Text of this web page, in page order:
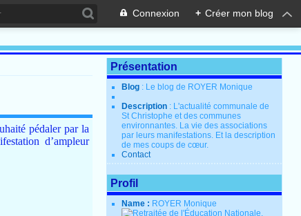
Connexion + Créer mon blog
pédaler par la
d’ampleur
Présentation
Blog : Le blog de ROYER Monique
Description : L'actualité communale de
St Christophe et des communes
environnantes. La vie des associations
par leurs manifestations. Et la description
de mes coups de cœur.
Contact
Profil
Name : ROYER Monique